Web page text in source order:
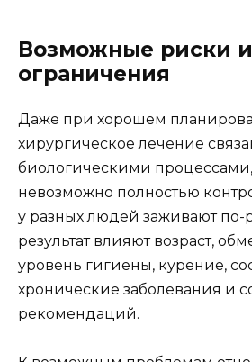
Возможные риски и
ограничения
Даже при хорошем
хирургическое лечение
биологическими
невозможно полностью
у разных людей заживают по-
результат влияют возраст,
уровень гигиены, курение,
хронические заболевания и
рекомендаций.